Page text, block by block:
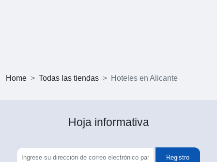
Home Todas las tiendas Hoteles en Alicante
Hoja informativa
Registro